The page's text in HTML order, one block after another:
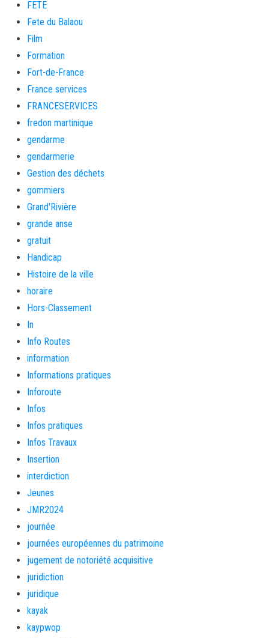
FETE
Fete du Balaou
Film
Formation
Fort-de-France
France services
FRANCESERVICES
fredon martinique
gendarme
gendarmerie
Gestion des déchets
gommiers
Grand'Rivière
grande anse
gratuit
Handicap
Histoire de la ville
horaire
Hors-Classement
In
Info Routes
information
Informations pratiques
Inforoute
Infos
Infos pratiques
Infos Travaux
Insertion
interdiction
Jeunes
JMR2024
journée
journées européennes du patrimoine
jugement de notoriété acquisitive
juridiction
juridique
kayak
kaypwop